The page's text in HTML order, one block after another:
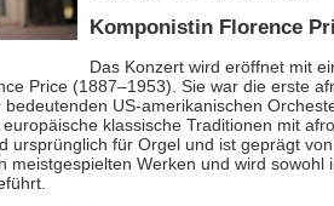
Komponistin Florence
Das Konzert wird eröffnet mit
Price (1887–1953). Sie war die erste
US-amerikanischen
klassische Traditionen mit
ursprünglich für Orgel und ist geprägt
meistgespielten Werken und wird sowohl